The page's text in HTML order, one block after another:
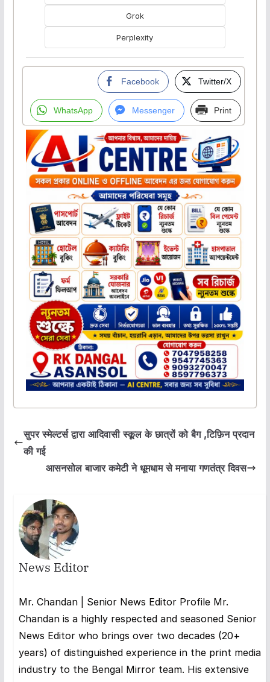
Grok
Perplexity
Facebook Twitter/X
WhatsApp Messenger Print
सुपर स्मेल्टर्स द्वारा आदिवासी स्कूल के छात्रों को बैग ,टिफ़िन प्रदान
की गई
आसनसोल बाजार कमेटी ने धूमधाम से मनाया गणतंत्र दिवस
News Editor
Mr. Chandan | Senior News Editor Profile Mr.
Chandan is a highly respected and seasoned Senior
News Editor who brings over two decades (20+
years) of distinguished experience in the print media
industry to the Bengal Mirror team. His extensive